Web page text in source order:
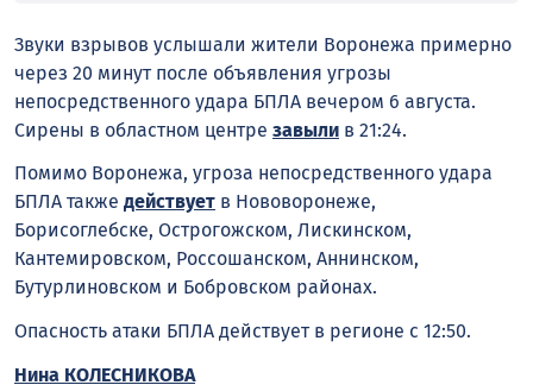
Звуки взрывов услышали жители Воронежа примерно
через 20 минут после объявления угрозы
непосредственного удара БПЛА вечером 6 августа.
Сирены в областном центре завыли в 21:24.
Помимо Воронежа, угроза непосредственного удара
БПЛА также действует в Нововоронеже,
Борисоглебске, Острогожском, Лискинском,
Кантемировском, Россошанском, Аннинском,
Бутурлиновском и Бобровском районах.
Опасность атаки БПЛА действует в регионе с 12:50.
Нина КОЛЕСНИКОВА